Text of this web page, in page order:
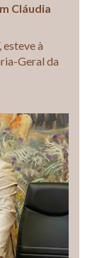
Cláudia
esteve à
Geral da